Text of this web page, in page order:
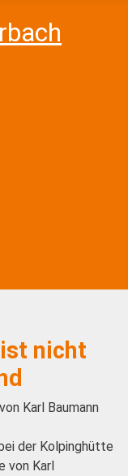
nicht
Karl Baumann
der Kolpinghütte
von Karl